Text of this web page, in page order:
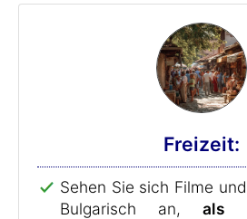
Freizeit:
Sehen Sie sich Filme
Bulgarisch an,als